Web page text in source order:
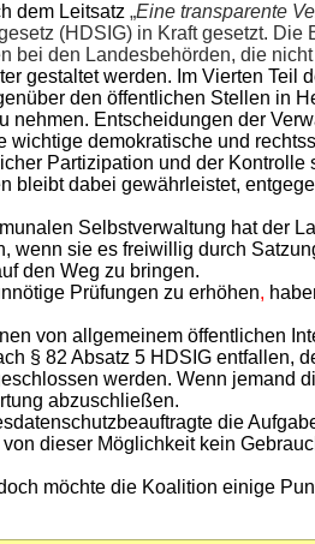
dem Leitsatz „Eine transparente
(HDSIG) in Kraft gesetzt.
bei den Landesbehörden, die
gestaltet werden. Im Vierten
den öffentlichen Stellen in
Entscheidungen der
demokratische und
Partizipation und der
dabei gewährleistet,
Selbstverwaltung hat der
sie es freiwillig durch
den Weg zu bringen.
Prüfungen zu erhöhen,
von allgemeinem öffentlichen
§ 82 Absatz 5 HDSIG
werden. Wenn jemand
abzuschließen.
die
dieser Möglichkeit kein
möchte die Koalition einige